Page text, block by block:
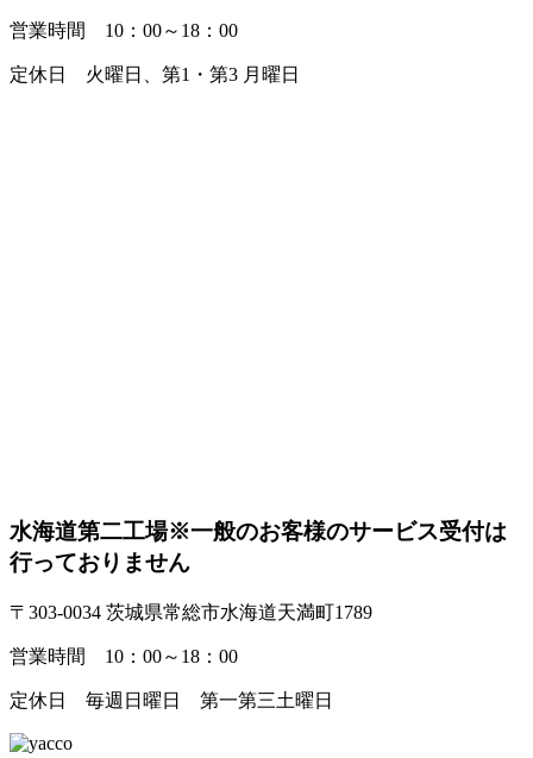
営業時間 10：00～18：00
定休日 火曜日、第1・第3 月曜日
水海道第二工場※一般のお客様のサービス受付は
行っておりません
〒303-0034 茨城県常総市水海道天満町1789
営業時間 10：00～18：00
定休日 毎週日曜日 第一第三土曜日